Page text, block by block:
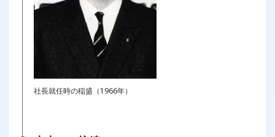
社長就任時の稲盛（1966年）